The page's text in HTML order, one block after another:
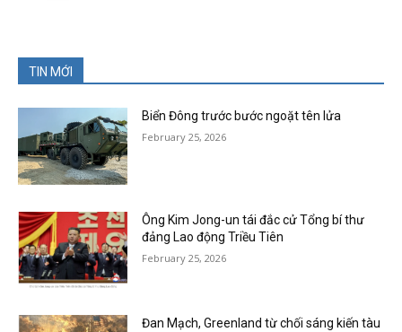
TIN MỚI
Biển Đông trước bước ngoặt tên lửa
February 25, 2026
Ông Kim Jong-un tái đắc cử Tổng bí thư
đảng Lao động Triều Tiên
February 25, 2026
Đan Mạch, Greenland từ chối sáng kiến tàu